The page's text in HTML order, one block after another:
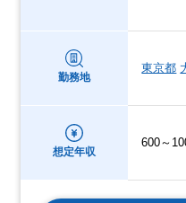
勤務地
東京都
想定年収
600～